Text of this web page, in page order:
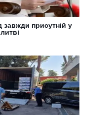
завжди присутній у